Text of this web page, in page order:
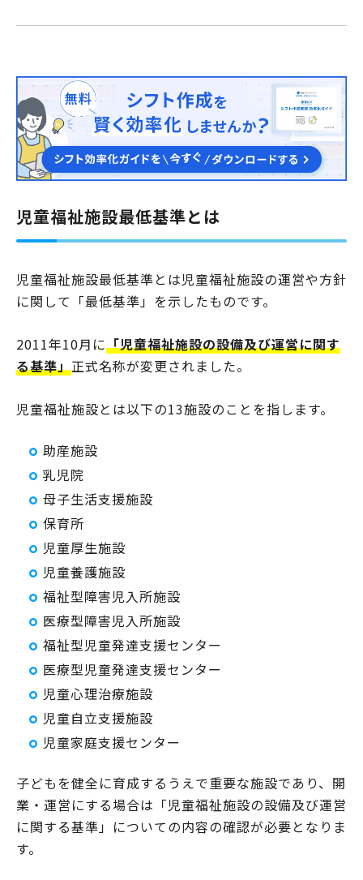
児童福祉施設最低基準とは
児童福祉施設最低基準とは児童福祉施設の運営や方針
に関して「最低基準」を示したものです。
2011年10月に「児童福祉施設の設備及び運営に関す
る基準」正式名称が変更されました。
児童福祉施設とは以下の13施設のことを指します。
助産施設
乳児院
母子生活支援施設
保育所
児童厚生施設
児童養護施設
福祉型障害児入所施設
医療型障害児入所施設
福祉型児童発達支援センター
医療型児童発達支援センター
児童心理治療施設
児童自立支援施設
児童家庭支援センター
子どもを健全に育成するうえで重要な施設であり、開
業・運営にする場合は「児童福祉施設の設備及び運営
に関する基準」についての内容の確認が必要となりま
す。